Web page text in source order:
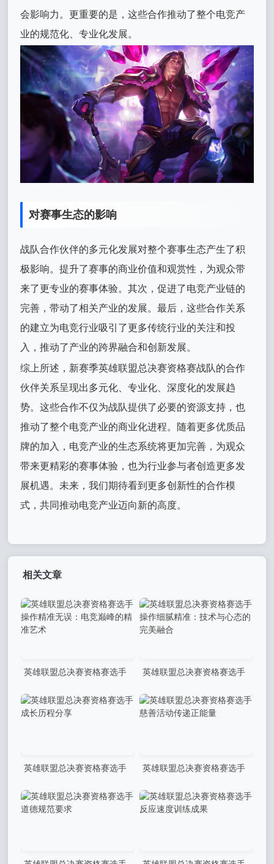
会影响力。更重要的是，这些合作推动了整个电竞产
业的规范化、专业化发展。
对赛事生态的影响
战队合作伙伴的多元化发展对整个赛事生态产生了积
极影响。提升了赛事的商业价值和观赏性，为观众带
来了更专业的赛事体验。其次，促进了电竞产业链的
完善，带动了相关产业的发展。最后，这些合作关系
的建立为电竞行业吸引了更多传统行业的关注和投
入，推动了产业的跨界融合和创新发展。
综上所述，新赛季英雄联盟总决赛资格赛战队的合作
伙伴关系呈现出多元化、专业化、深度化的发展趋
势。这些合作不仅为战队提供了必要的资源支持，也
推动了整个电竞产业的商业化进程。随着更多优质品
牌的加入，电竞产业的生态系统将更加完善，为观众
带来更精彩的赛事体验，也为行业参与者创造更多发
展机遇。未来，我们期待看到更多创新性的合作模
式，共同推动电竞产业迈向新的高度。
相关文章
英雄联盟总决赛资格赛选手
操作精准无误：电竞巅峰的精
准艺术
英雄联盟总决赛资格赛选手
操作细腻精准：技术与心态的
完美融合
英雄联盟总决赛资格赛选手
成长历程分享
英雄联盟总决赛资格赛选手
慈善活动传递正能量